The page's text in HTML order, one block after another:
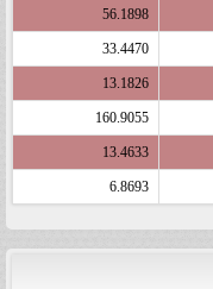
56.1898
33.4470
13.1826
160.9055
13.4633
6.8693